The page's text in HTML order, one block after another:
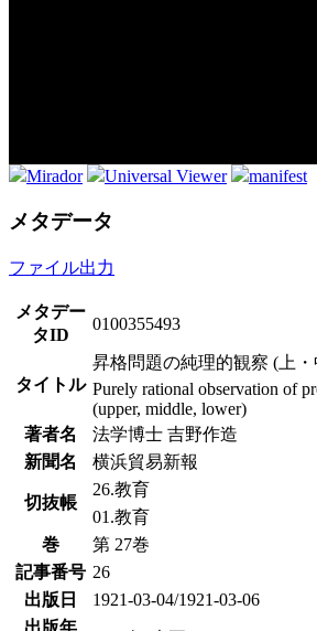
Mirador Universal Viewer manifest
メタデータ
ファイル出力
メタデー
タID
0100355493
タイトル
昇格問題の純理的観察 (上
Purely rational observation of
(upper, middle, lower)
著者名
法学博士 吉野作造
新聞名
横浜貿易新報
切抜帳
26.教育
01.教育
巻
第 27巻
記事番号 26
出版日
1921-03-04/1921-03-06
出版年